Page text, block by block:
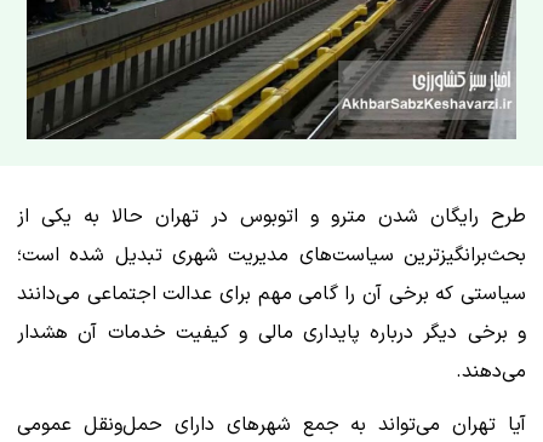
طرح رایگان شدن مترو و اتوبوس در تهران حالا به یکی از
بحث‌برانگیزترین سیاست‌های مدیریت شهری تبدیل شده است؛
سیاستی که برخی آن را گامی مهم برای عدالت اجتماعی می‌دانند
و برخی دیگر درباره پایداری مالی و کیفیت خدمات آن هشدار
می‌دهند.
آیا تهران می‌تواند به جمع شهرهای دارای حمل‌ونقل عمومی